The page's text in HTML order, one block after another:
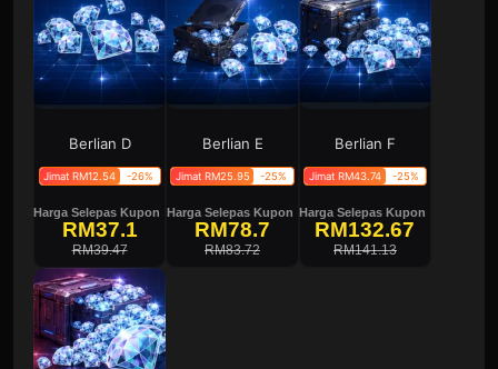
Berlian D
Jimat RM12.54 -26%
Harga Selepas Kupon
RM37.1
RM39.47
Berlian E
Jimat RM25.95 -25%
Harga Selepas Kupon
RM78.7
RM83.72
Berlian F
Jimat RM43.74 -25%
Harga Selepas Kupon
RM132.67
RM141.13